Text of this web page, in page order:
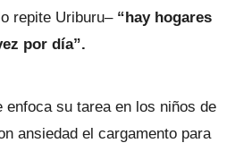
repite Uriburu– “hay hogares
por día”.
enfoca su tarea en los niños de
ansiedad el cargamento para